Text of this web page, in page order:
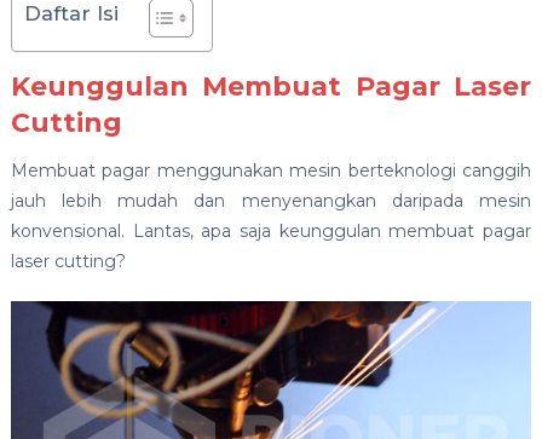
Daftar Isi
Keunggulan Membuat Pagar Laser
Cutting
Membuat pagar menggunakan mesin berteknologi canggih
jauh lebih mudah dan menyenangkan daripada mesin
konvensional. Lantas, apa saja keunggulan membuat pagar
laser cutting?